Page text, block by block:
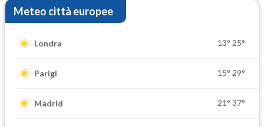
Meteo città europee
Londra 13° 25°
Parigi 15° 29°
Madrid 21° 37°